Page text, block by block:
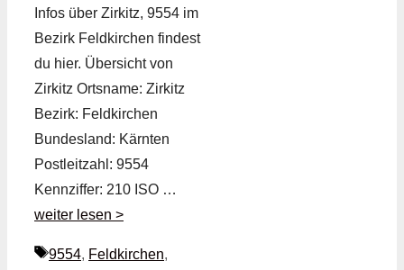
Infos über Zirkitz, 9554 im
Bezirk Feldkirchen findest
du hier. Übersicht von
Zirkitz Ortsname: Zirkitz
Bezirk: Feldkirchen
Bundesland: Kärnten
Postleitzahl: 9554
Kennziffer: 210 ISO …
weiter lesen >
Schlagwörter
9554, Feldkirchen,